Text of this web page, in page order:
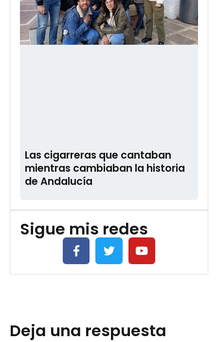
Las cigarreras que cantaban
mientras cambiaban la historia
de Andalucía
Sigue mis redes
Deja una respuesta